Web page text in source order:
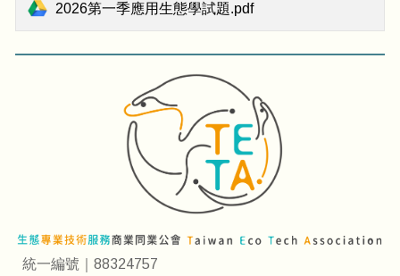
2026第一季應用生態學試題.pdf
統一編號｜88324757